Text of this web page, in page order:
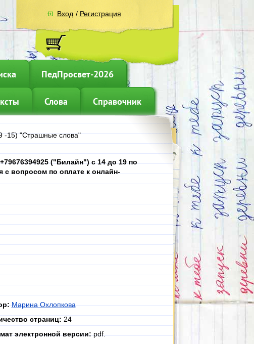
Вход / Регистрация
ПедПросвет-2026
Слова Справочник
-15) "Страшные слова"
("Билайн") с 14 до 19 по
вопросом по оплате к онлайн-
Марина Охлопкова
страниц: 24
электронной версии: pdf.